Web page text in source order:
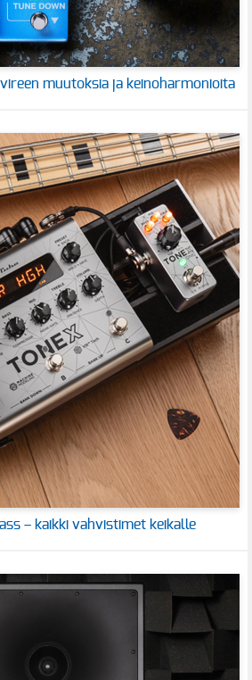
vireen muutoksia ja keinoharmonioita
– kaikki vahvistimet keikalle